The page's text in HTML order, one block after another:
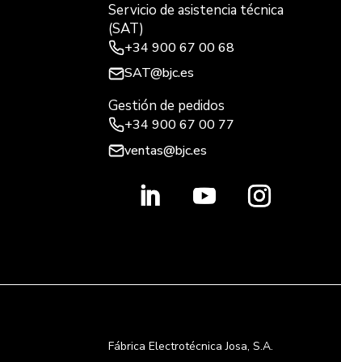
Servicio de asistencia técnica
(SAT)
+34900 67 00 68
SAT@bjc.es
Gestión de pedidos
+34 900 67 00 77
ventas@bjc.es
Fábrica Electrotécnica Josa, S.A.